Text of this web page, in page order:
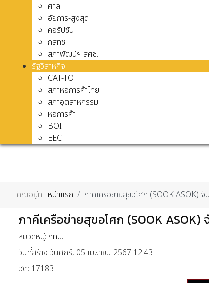
ศาล
อัยการ-สูงสุด
คอรัปชั่น
กสทช.
สภาพัฒน์ฯ สศช.
รัฐวิสาหกิจ
CAT-TOT
สภาหอการค้าไทย
สภาอุตสาหกรรม
หอการค้า
BOI
EEC
คุณอยู่ที่: หน้าแรก ภาคีเครือข่ายสุขอโศก (SOOK
ภาคีเครือข่ายสุขอโศก (SOOK
หมวดหมู่: กทม.
วันที่สร้าง วันศุกร์, 05 เมษายน 2567 12:43
ฮิต: 17183